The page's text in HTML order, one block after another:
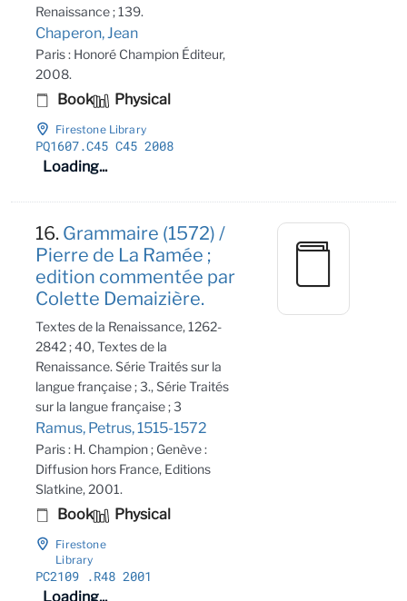
Renaissance ; 139.
Chaperon, Jean
Paris : Honoré Champion Éditeur,
2008.
Book Physical
Firestone Library
PQ1607.C45 C45 2008
Loading...
16. Grammaire (1572) /
Pierre de La Ramée ;
edition commentée par
Colette Demaizière.
Textes de la Renaissance, 1262-
2842 ; 40, Textes de la
Renaissance. Série Traités sur la
langue française ; 3., Série Traités
sur la langue française ; 3
Ramus, Petrus, 1515-1572
Paris : H. Champion ; Genève :
Diffusion hors France, Editions
Slatkine, 2001.
Book Physical
Firestone
Library
PC2109 .R48 2001
Loading...